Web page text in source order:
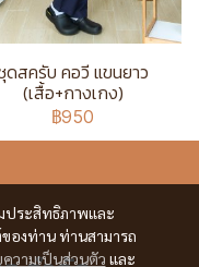
ดสครับ คอวี แขนยาว
(เสื้อ+กางเกง)
฿950
ประสิทธิภาพและ
องท่าน ท่านสามารถ
วามเป็นส่วนตัว และ